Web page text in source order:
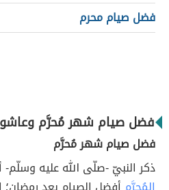
فضل صيام محرم
فضل صيام شهر مُحرَّم
فضل صيام شهر مُحرَّم
ذكر النبيّ -صلّى الله عليه